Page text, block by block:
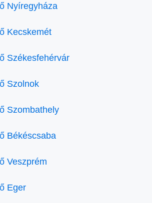
Nyíregyháza
Kecskemét
Székesfehérvár
Szolnok
Szombathely
Békéscsaba
Veszprém
Eger